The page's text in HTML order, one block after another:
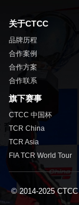
关于CTCC
品牌历程
合作案例
合作方案
合作联系
旗下赛事
CTCC 中国杯
TCR China
TCR Asia
FIA TCR World Tour
© 2014-2025